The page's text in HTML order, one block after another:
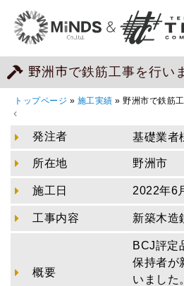
野洲市で鉄筋工事を行い
トップページ » 施工実績 » 野洲市で鉄筋
発注者 基礎業者
所在地 野洲市
施工日 2022年6
工事内容 新築木造
概要
BCJ評定
保持者が
いました